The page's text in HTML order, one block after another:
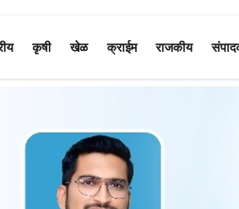
कृषी खेळ क्राईम राजकीय